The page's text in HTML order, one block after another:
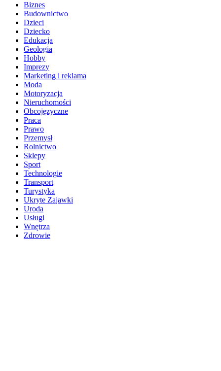
Biznes
Budownictwo
Dzieci
Dziecko
Edukacja
Geologia
Hobby
Imprezy
Marketing i reklama
Moda
Motoryzacja
Nieruchomości
Obcojęzyczne
Praca
Prawo
Przemysł
Rolnictwo
Sklepy
Sport
Technologie
Transport
Turystyka
Ukryte Zajawki
Uroda
Usługi
Wnętrza
Zdrowie